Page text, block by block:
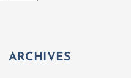
ARCHIVES